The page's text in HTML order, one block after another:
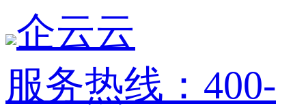
企云云
服务热线：400-